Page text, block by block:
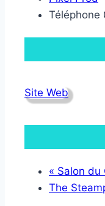
Téléphone
Site Web
« Salon du
The